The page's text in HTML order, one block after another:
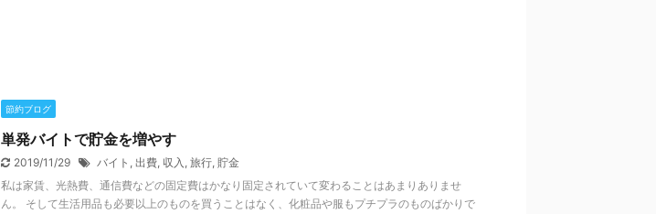
節約ブログ
単発バイトで貯金を増やす
2019/11/29 バイト , 出費, 収入 , 旅行, 貯金
私は家賃、光熱費、通信費などの固定費はかなり固定されていて変わることはあまりありませ
ん。 そして生活用品も必要以上のものを買うことはなく、化粧品や服もプチプラのものばかりで